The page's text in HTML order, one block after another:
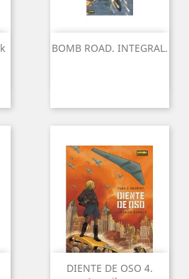
BOMB ROAD. INTEGRAL.
DIENTE DE OSO 4.